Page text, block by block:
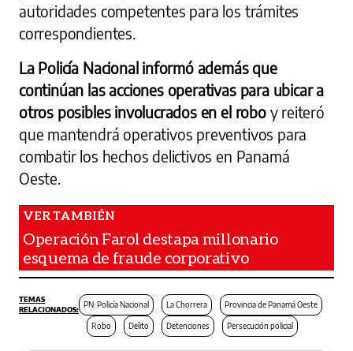
autoridades competentes para los trámites
correspondientes.
La Policía Nacional informó además que
continúan las acciones operativas para ubicar a
otros posibles involucrados en el robo y reiteró
que mantendrá operativos preventivos para
combatir los hechos delictivos en Panamá
Oeste.
Operación Farol destapa millonario
esquema de fraude corporativo
PN: Policía Nacional La Chorrera Provincia de Panamá Oeste
Robo Delito Detenciones Persecución policial